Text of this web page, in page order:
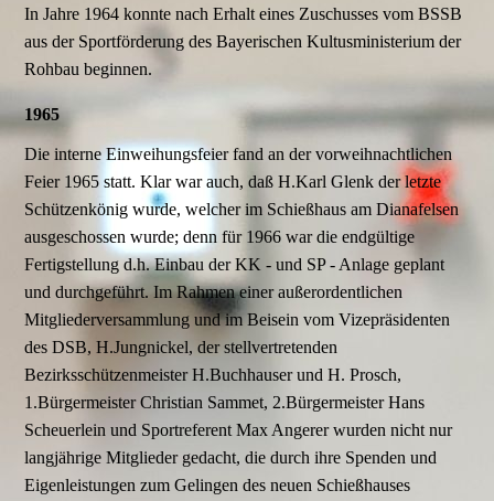
In Jahre 1964 konnte nach Erhalt eines Zuschusses vom BSSB
aus der Sportförderung des Bayerischen Kultusministerium der
Rohbau beginnen.
1965
Die interne Einweihungsfeier fand an der vorweihnachtlichen
Feier 1965 statt. Klar war auch, daß H.Karl Glenk der letzte
Schützenkönig wurde, welcher im Schießhaus am Dianafelsen
ausgeschossen wurde; denn für 1966 war die endgültige
Fertigstellung d.h. Einbau der KK - und SP - Anlage geplant
und durchgeführt. Im Rahmen einer außerordentlichen
Mitgliederversammlung und im Beisein vom Vizepräsidenten
des DSB, H.Jungnickel, der stellvertretenden
Bezirksschützenmeister H.Buchhauser und H. Prosch,
1.Bürgermeister Christian Sammet, 2.Bürgermeister Hans
Scheuerlein und Sportreferent Max Angerer wurden nicht nur
langjährige Mitglieder gedacht, die durch ihre Spenden und
Eigenleistungen zum Gelingen des neuen Schießhauses